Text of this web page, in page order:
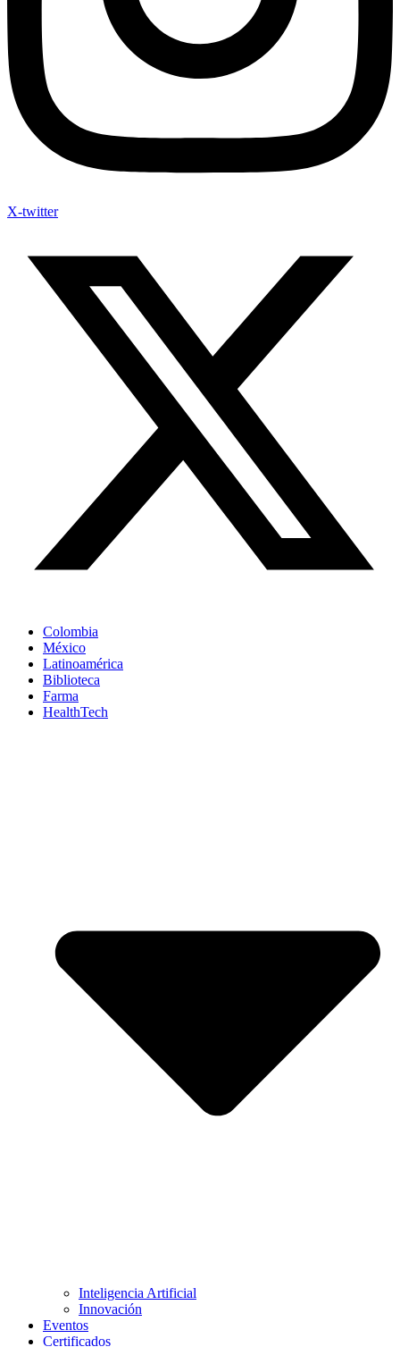
X-twitter
Colombia
México
Latinoamérica
Biblioteca
Farma
HealthTech
Inteligencia Artificial
Innovación
Eventos
Certificados